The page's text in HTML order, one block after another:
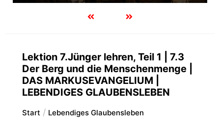
Lektion 7.Jünger lehren, Teil 1 | 7.3
Der Berg und die Menschenmenge |
DAS MARKUSEVANGELIUM |
LEBENDIGES GLAUBENSLEBEN
Start Lebendiges Glaubensleben